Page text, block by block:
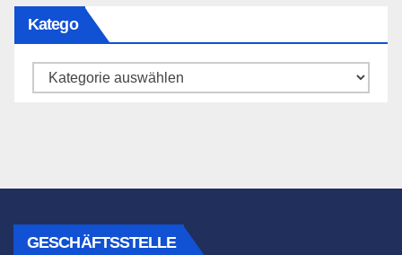
Katego
Katego
GESCHÄFTSSTELLE